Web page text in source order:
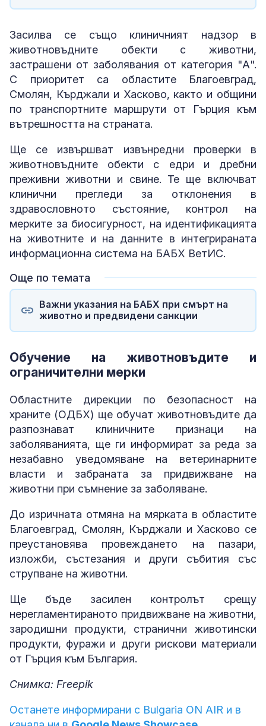
Засилва се също клиничният надзор в
животновъдните обекти с животни,
застрашени от заболявания от категория "А".
С приоритет са областите Благоевград,
Смолян, Кърджали и Хасково, както и общини
по транспортните маршрути от Гърция към
вътрешността на страната.
Ще се извършват извънредни проверки в
животновъдните обекти с едри и дребни
преживни животни и свине. Те ще включват
клинични прегледи за отклонения в
здравословното състояние, контрол на
мерките за биосигурност, на идентификацията
на животните и на данните в интегрираната
информационна система на БАБХ ВетИС.
Още по темата
Важни указания на БАБХ при смърт на
животно и предвидени санкции
Обучение на животновъдите и
ограничителни мерки
Областните дирекции по безопасност на
храните (ОДБХ) ще обучат животновъдите да
разпознават клиничните признаци на
заболяванията, ще ги информират за реда за
незабавно уведомяване на ветеринарните
власти и забраната за придвижване на
животни при съмнение за заболяване.
До изричната отмяна на мярката в областите
Благоевград, Смолян, Кърджали и Хасково се
преустановява провеждането на пазари,
изложби, състезания и други събития със
струпване на животни.
Ще бъде засилен контролът срещу
нерегламентираното придвижване на животни,
зародишни продукти, странични животински
продукти, фуражи и други рискови материали
от Гърция към България.
Снимка: Freepik
Останете информирани с Bulgaria ON AIR и в